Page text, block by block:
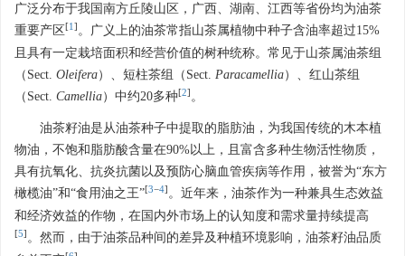
广泛分布于我国南方丘陵山区，广西、湖南、江西等省份均为油茶
重要产区 [1 ] 。广义上的油茶常指山茶属植物中种子含油率超过15%
且具有一定栽培面积和经营价值的树种统称。常见于山茶属油茶组
（Sect. Oleifera）、短柱茶组（Sect. Paracamellia）、红山茶组
（Sect. Camellia）中约20多种[2] 。
油茶籽油是从油茶种子中提取的脂肪油，为我国传统的木本植
物油，不饱和脂肪酸含量在90%以上，且富含多种生物活性物质，
具有抗氧化、抗炎抗菌以及预防心脑血管疾病等作用，被誉为“东方
橄榄油”和“食用油之王”[3−4] 。近年来，油茶作为一种兼具生态效益
和经济效益的作物，在国内外市场上的认知度和需求量持续提高
[5] 。然而，由于油茶品种间的差异及种植环境影响，油茶籽油品质